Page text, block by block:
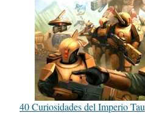
40 Curiosidades del Imperio Tau